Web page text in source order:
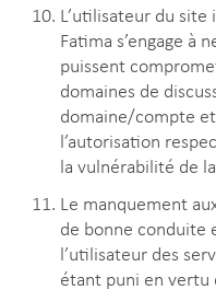
L’utilisateur du
Fatima s’engage à
puissent
domaines de
domaine/compte
l’autorisation
la vulnérabilité de
Le manquement
de bonne conduite
l’utilisateur des
étant puni en vertu